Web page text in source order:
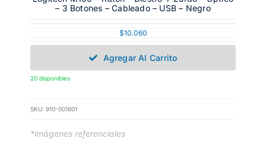
– 3 Botones – Cableado – USB – Negro
$10.060
Agregar Al Carrito
20 disponibles
SKU: 910-001601
*imágenes referenciales